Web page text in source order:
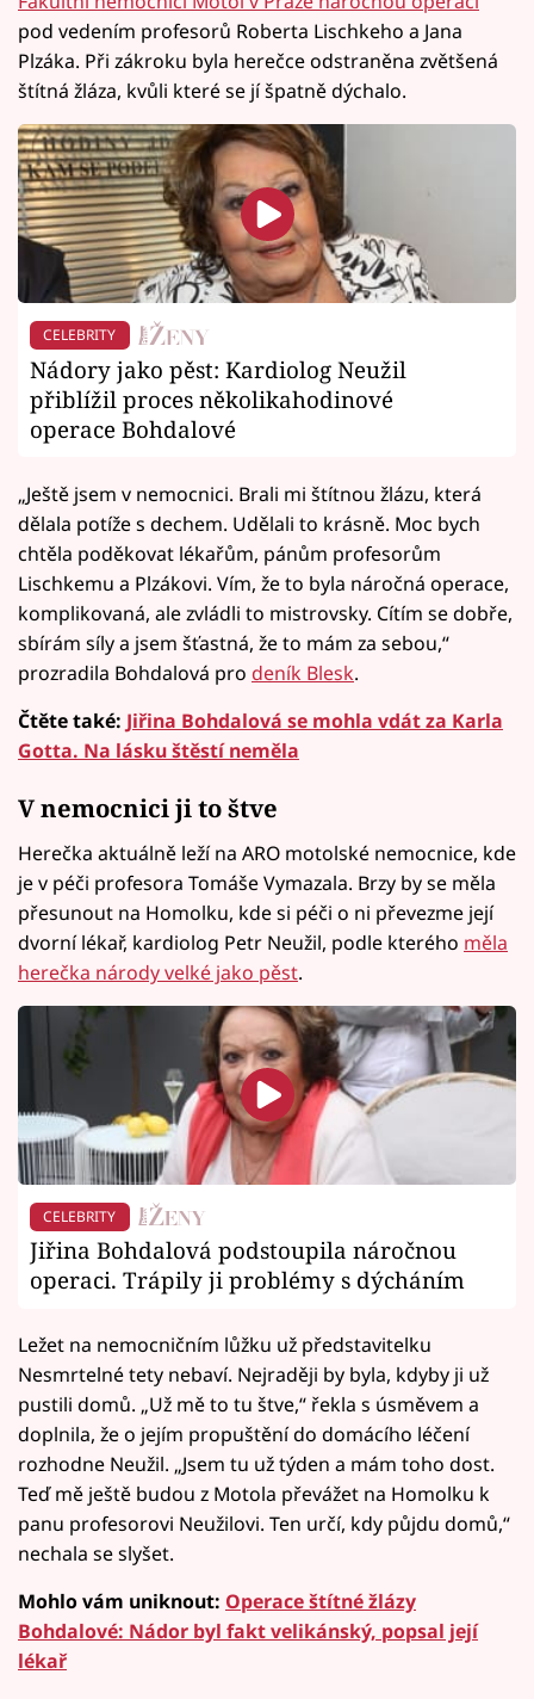
pod vedením profesorů Roberta Lischkeho a Jana
Plzáka. Při zákroku byla herečce odstraněna zvětšená
štítná žláza, kvůli které se jí špatně dýchalo.
CELEBRITY
Nádory jako pěst: Kardiolog Neužil
přiblížil proces několikahodinové
operace Bohdalové
„Ještě jsem v nemocnici. Brali mi štítnou žlázu, která
dělala potíže s dechem. Udělali to krásně. Moc bych
chtěla poděkovat lékařům, pánům profesorům
Lischkemu a Plzákovi. Vím, že to byla náročná operace,
komplikovaná, ale zvládli to mistrovsky. Cítím se dobře,
sbírám síly a jsem šťastná, že to mám za sebou,“
prozradila Bohdalová pro deník Blesk.
Čtěte také: Jiřina Bohdalová se mohla vdát za Karla
Gotta. Na lásku štěstí neměla
V nemocnici ji to štve
Herečka aktuálně leží na ARO motolské nemocnice, kde
je v péči profesora Tomáše Vymazala. Brzy by se měla
přesunout na Homolku, kde si péči o ni převezme její
dvorní lékař, kardiolog Petr Neužil, podle kterého měla
herečka národy velké jako pěst.
CELEBRITY
Jiřina Bohdalová podstoupila náročnou
operaci. Trápily ji problémy s dýcháním
Ležet na nemocničním lůžku už představitelku
Nesmrtelné tety nebaví. Nejraději by byla, kdyby ji už
pustili domů. „Už mě to tu štve,“ řekla s úsměvem a
doplnila, že o jejím propuštění do domácího léčení
rozhodne Neužil. „Jsem tu už týden a mám toho dost.
Teď mě ještě budou z Motola převážet na Homolku k
panu profesorovi Neužilovi. Ten určí, kdy půjdu domů,“
nechala se slyšet.
Mohlo vám uniknout: Operace štítné žlázy
Bohdalové: Nádor byl fakt velikánský, popsal její
lékař